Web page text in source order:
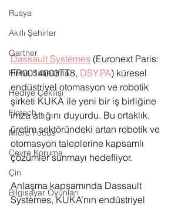
Rusya
Akıllı Şehirler
Gartner
Firma Satınalma
Hediye Çekilişi
Fintech
Micro Focus
Çevre Koruma
Çin
Bilgisayar Oyunları
Dassault Systèmes (Euronext Paris:
FR0014003TT8, DSY.PA) küresel
endüstriyel otomasyon ve robotik
şirketi KUKA ile yeni bir iş birliğine
imza attığını duyurdu. Bu ortaklık,
üretim sektöründeki artan robotik ve
otomasyon taleplerine kapsamlı
çözümler sunmayı hedefliyor.
Anlaşma kapsamında Dassault
Systèmes, KUKA’nın endüstriyel